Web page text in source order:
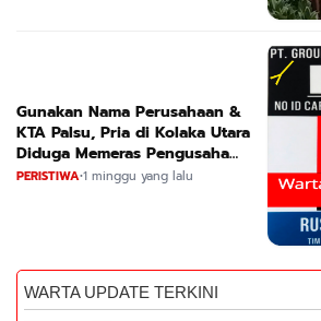
Gunakan Nama Perusahaan &
KTA Palsu, Pria di Kolaka Utara
Diduga Memeras Pengusaha
Tambang dan Minyak
PERISTIWA•1 minggu yang lalu